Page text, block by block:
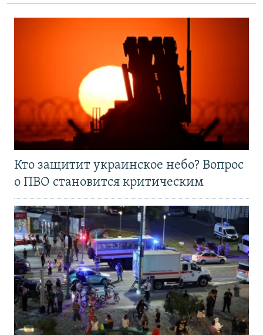
Кто защитит украинское небо? Вопрос
о ПВО становится критическим